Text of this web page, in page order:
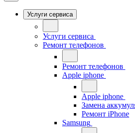
Услуги сервиса
Услуги сервиса
Ремонт телефонов
Ремонт телефонов
Apple iphone
Apple iphone
Замена
Ремонт iPhone
Samsung